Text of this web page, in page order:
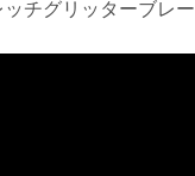
ッチグリッターブレ